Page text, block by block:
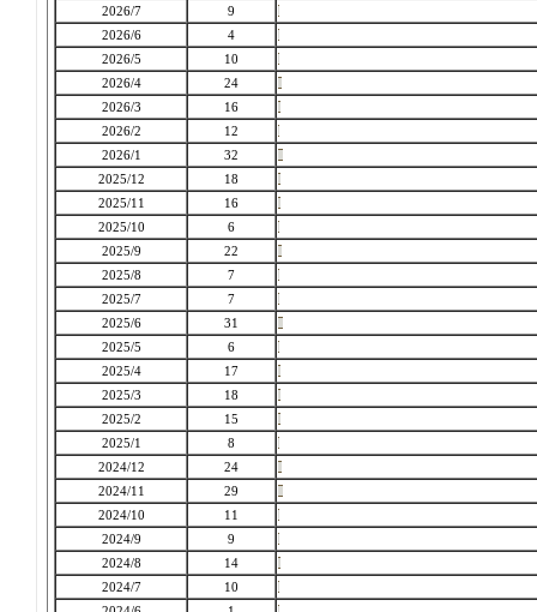
2026/7
9
2026/6
4
2026/5
10
2026/4
24
2026/3
16
2026/2
12
2026/1
32
2025/12
18
2025/11
16
2025/10
6
2025/9
22
2025/8
7
2025/7
7
2025/6
31
2025/5
6
2025/4
17
2025/3
18
2025/2
15
2025/1
8
2024/12
24
2024/11
29
2024/10
11
2024/9
9
2024/8
14
2024/7
10